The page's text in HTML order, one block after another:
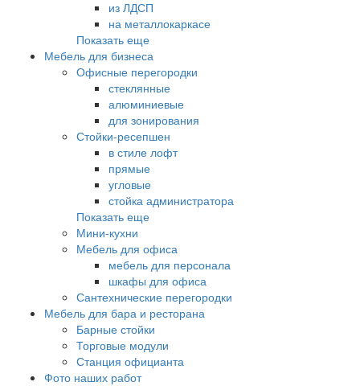
из ЛДСП
на металлокаркасе
Показать еще
Мебель для бизнеса
Офисные перегородки
стеклянные
алюминиевые
для зонирования
Стойки-ресепшен
в стиле лофт
прямые
угловые
стойка администратора
Показать еще
Мини-кухни
Мебель для офиса
мебель для персонала
шкафы для офиса
Сантехнические перегородки
Мебель для бара и ресторана
Барные стойки
Торговые модули
Станция официанта
Фото наших работ